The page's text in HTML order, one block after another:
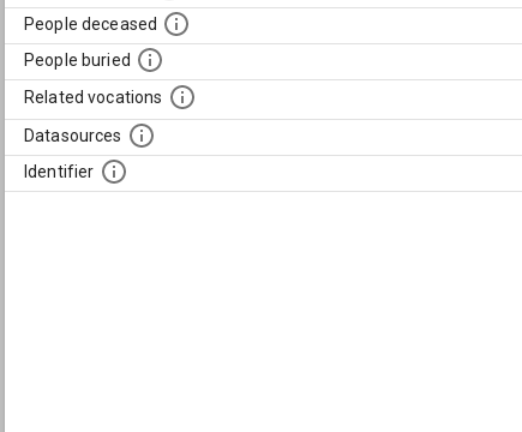
People deceased
People buried
Related vocations
Datasources
Identifier